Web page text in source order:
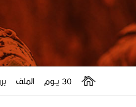
30 يــوم الملف